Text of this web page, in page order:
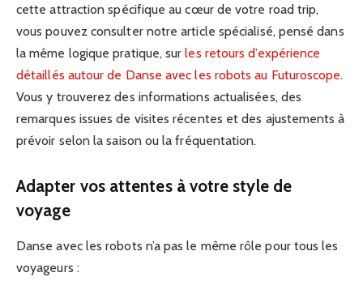
cette attraction spécifique au cœur de votre road trip,
vous pouvez consulter notre article spécialisé, pensé dans
la même logique pratique, surles retours d’expérience
détaillés autour de Danse avec les robots au Futuroscope.
Vous y trouverez des informations actualisées, des
remarques issues de visites récentes et des ajustements à
prévoir selon la saison ou la fréquentation.
Adapter vos attentes à votre style de
voyage
Danse avec les robots n’a pas le même rôle pour tous les
voyageurs :